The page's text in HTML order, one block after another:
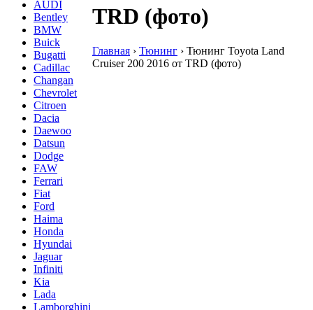
AUDI
Bentley
BMW
Buick
Bugatti
Cadillac
Changan
Chevrolet
Citroen
Dacia
Daewoo
Datsun
Dodge
FAW
Ferrari
Fiat
Ford
Haima
Honda
Hyundai
Jaguar
Infiniti
Kia
Lada
Lamborghini
TRD (фото)
Главная › Тюнинг › Тюнинг Toyota Land
Cruiser 200 2016 от TRD (фото)